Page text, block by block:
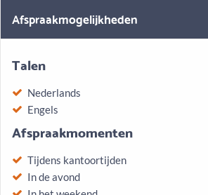
Afspraakmogelijkheden
Talen
Nederlands
Engels
Afspraakmomenten
Tijdens kantoortijden
In de avond